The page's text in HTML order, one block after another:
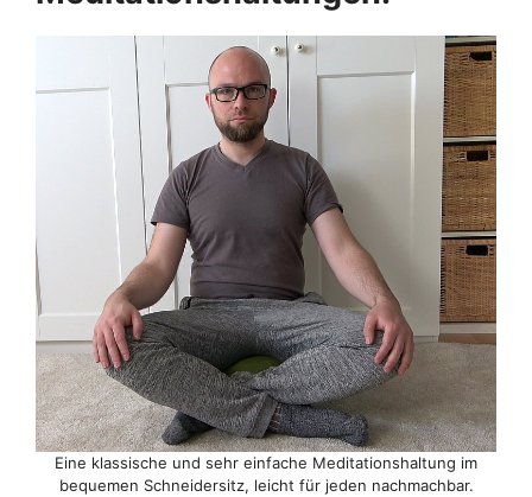
Eine klassische und sehr einfache Meditationshaltung im
bequemen Schneidersitz, leicht für jeden nachmachbar.